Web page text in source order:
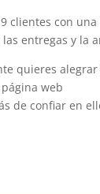
clientes con
entregas y la
quieres
web
de confiar en